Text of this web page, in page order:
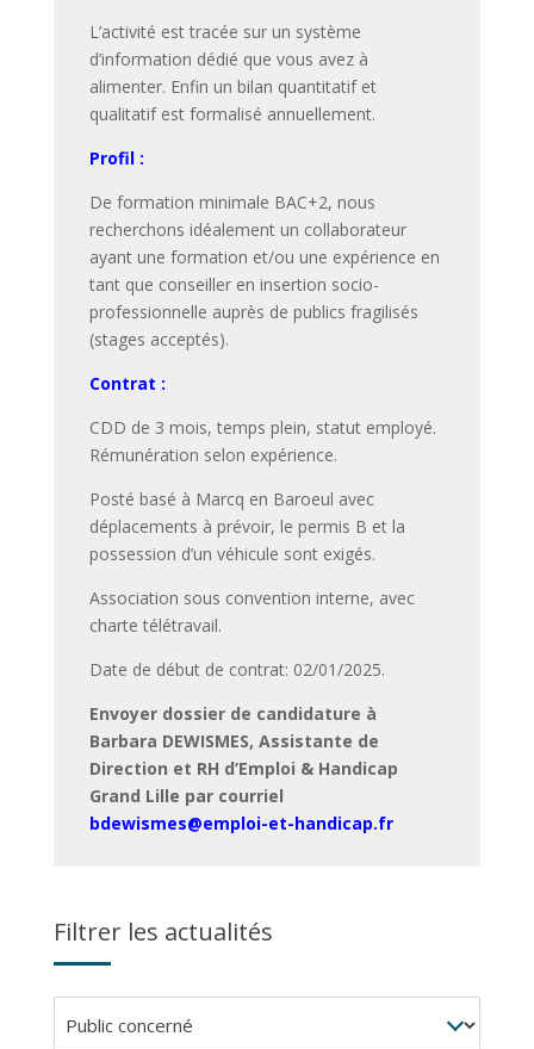
L’activité est tracée sur un système
d’information dédié que vous avez à
alimenter. Enfin un bilan quantitatif et
qualitatif est formalisé annuellement.
Profil :
De formation minimale BAC+2, nous
recherchons idéalement un collaborateur
ayant une formation et/ou une expérience en
tant que conseiller en insertion socio-
professionnelle auprès de publics fragilisés
(stages acceptés).
Contrat :
CDD de 3 mois, temps plein, statut employé.
Rémunération selon expérience.
Posté basé à Marcq en Baroeul avec
déplacements à prévoir, le permis B et la
possession d’un véhicule sont exigés.
Association sous convention interne, avec
charte télétravail.
Date de début de contrat: 02/01/2025.
Envoyer dossier de candidature à
Barbara DEWISMES, Assistante de
Direction et RH d’Emploi & Handicap
Grand Lille par courriel
bdewismes@emploi-et-handicap.fr
Filtrer les actualités
concerné